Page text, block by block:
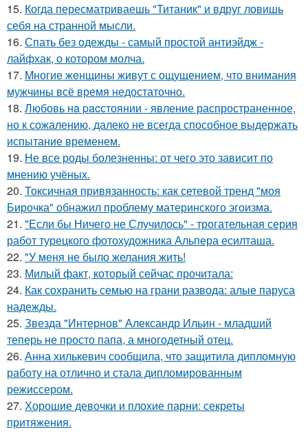
15. Когда пересматриваешь "Титаник" и вдруг ловишь
себя на странной мысли.
16. Спать без одежды - самый простой антиэйдж -
лайфхак, о котором молча.
17. Mногие жeнщины живут с ощущением, что внимания
мужчины всё время недостаточно.
18. Любовь нa pacстоянии - явление распространенное,
но к сожалению, далеко не всегда способное выдержать
испытание временем.
19. Не все роды болезненны: от чего это зависит по
мнению учёных.
20. Токсичная привязанность: как сетевой тренд "моя
Бирочка" обнажил проблему материнского эгоизма.
21. "Если бы Ничего не Случилось" - трогательная серия
работ турецкого фотохудожника Альпера есилташа.
22. "У меня не было желания жить!
23. Милый факт, который сейчас прочитала:
24. Как сохранить семью на грани развода: алые паруса
надежды.
25. Звезда "Интернов" Александр Ильин - младший
теперь не просто папа, а многодетный отец.
26. Анна хилькевич сообщила, что защитила дипломную
работу на отлично и стала дипломированным
режиссером.
27. Хорошие девочки и плохие парни: секреты
притяжения.